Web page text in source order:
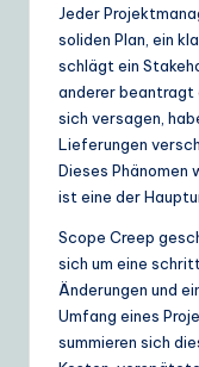
Y
o
D
ly
G
ui
Jeder
soliden Plan, ein
schlägt ein
anderer beantragt
sich versagen,
Lieferungen
Dieses Phänomen
ist eine der
Scope Creep
sich um eine
Änderungen und
Umfang eines
summieren sich